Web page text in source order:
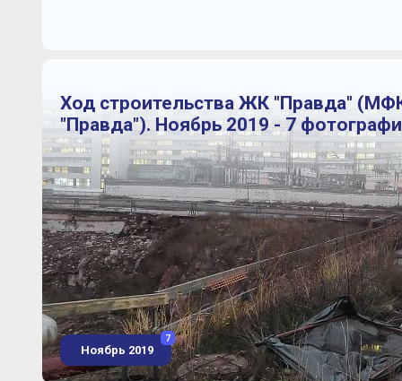
Ход строительства ЖК "Правда"
"Правда"). Ноябрь 2019 - 7
Ноябрь 2019
7